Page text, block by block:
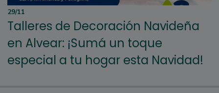
29/11
Talleres de Decoración Navideña
en Alvear: ¡Sumá un toque
especial a tu hogar esta Navidad!